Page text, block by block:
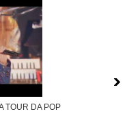
TOUR DA POP